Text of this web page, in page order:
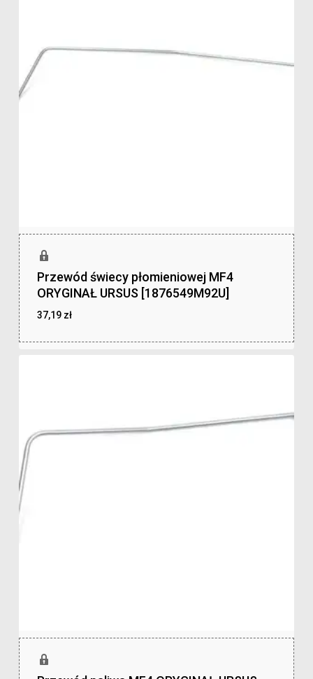
Przewód świecy płomieniowej MF4
ORYGINAŁ URSUS [1876549M92U]
37,19 zł